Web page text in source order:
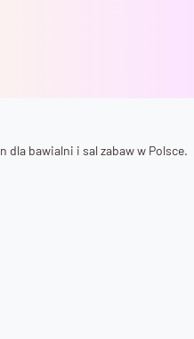
dla bawialni i sal zabaw w Polsce.